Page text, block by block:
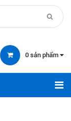
0 sản phẩm